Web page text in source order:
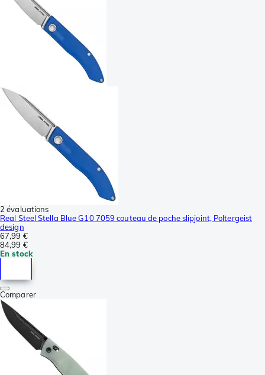
2 évaluations
Real Steel Stella Blue G10 7059 couteau de poche slipjoint, Poltergeist
design
67,99 €
84,99 €
En stock
Comparer